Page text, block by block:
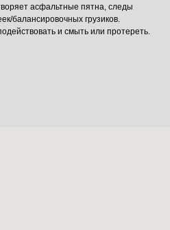
асфальтные пятна, следы
балансировочных грузиков.
и смыть или протереть.